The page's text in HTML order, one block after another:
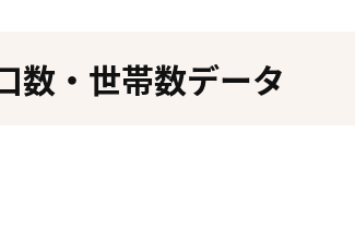
数・世帯数データ